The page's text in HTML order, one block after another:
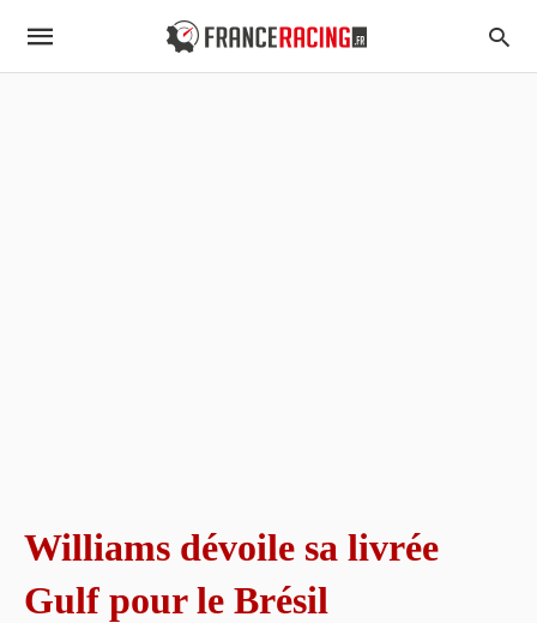
Williams dévoile sa livrée
Gulf pour le Brésil